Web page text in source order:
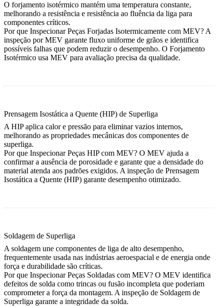
O forjamento isotérmico mantém uma temperatura constante,
melhorando a resistência e resistência ao fluência da liga para
componentes críticos.
Por que Inspecionar Peças Forjadas Isotermicamente com MEV? A
inspeção por MEV garante fluxo uniforme de grãos e identifica
possíveis falhas que podem reduzir o desempenho. O Forjamento
Isotérmico usa MEV para avaliação precisa da qualidade.
Prensagem Isostática a Quente (HIP) de Superliga
A HIP aplica calor e pressão para eliminar vazios internos,
melhorando as propriedades mecânicas dos componentes de
superliga.
Por que Inspecionar Peças HIP com MEV? O MEV ajuda a
confirmar a ausência de porosidade e garante que a densidade do
material atenda aos padrões exigidos. A inspeção de Prensagem
Isostática a Quente (HIP) garante desempenho otimizado.
Soldagem de Superliga
A soldagem une componentes de liga de alto desempenho,
frequentemente usada nas indústrias aeroespacial e de energia onde
força e durabilidade são críticas.
Por que Inspecionar Peças Soldadas com MEV? O MEV identifica
defeitos de solda como trincas ou fusão incompleta que poderiam
comprometer a força da montagem. A inspeção de Soldagem de
Superliga garante a integridade da solda.